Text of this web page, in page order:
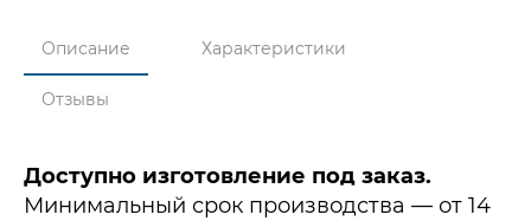
Описание Характеристики
Отзывы
Доступно изготовление под заказ.
Минимальный срок производства — от 14